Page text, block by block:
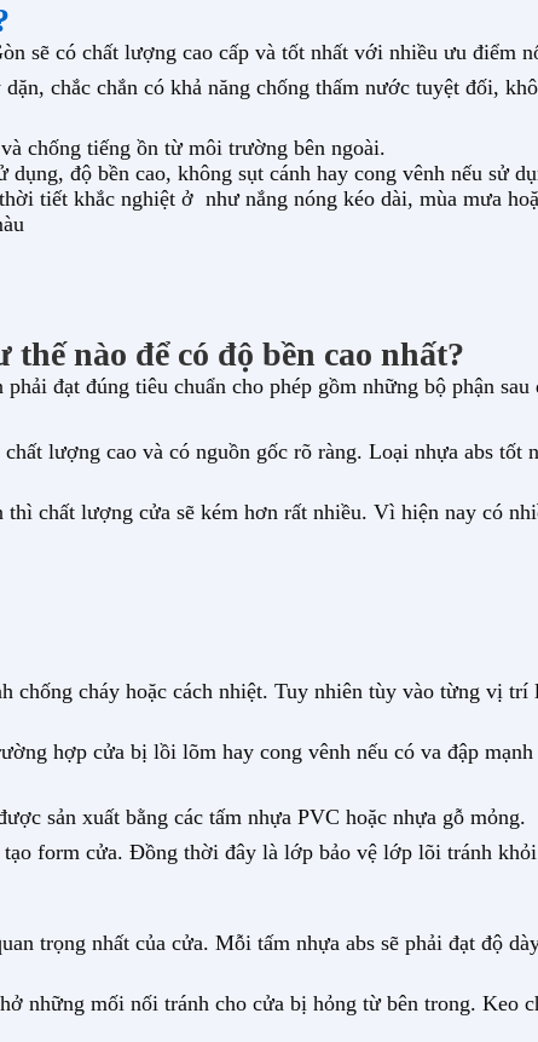
sẽ có chất lượng cao cấp và tốt nhất với nhiều ưu điểm
chắc chắn có khả năng chống thấm nước tuyệt đối,
chống tiếng ồn từ môi trường bên ngoài.
độ bền cao, không sụt cánh hay cong vênh nếu sử
tiết khắc nghiệt ở như nắng nóng kéo dài, mùa mưa
nào để có độ bền cao nhất?
phải đạt đúng tiêu chuẩn cho phép gồm những bộ phận sau
lượng cao và có nguồn gốc rõ ràng. Loại nhựa abs tốt
chất lượng cửa sẽ kém hơn rất nhiều. Vì hiện nay có
chống cháy hoặc cách nhiệt. Tuy nhiên tùy vào từng vị
hợp cửa bị lồi lõm hay cong vênh nếu có va đập
sản xuất bằng các tấm nhựa PVC hoặc nhựa gỗ mỏng.
form cửa. Đồng thời đây là lớp bảo vệ lớp lõi tránh
trọng nhất của cửa. Mỗi tấm nhựa abs sẽ phải đạt độ
những mối nối tránh cho cửa bị hỏng từ bên trong. Keo